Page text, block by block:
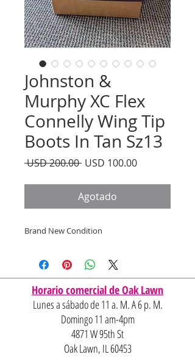
Johnston &
Murphy XC Flex
Connelly Wing Tip
Boots In Tan Sz13
USD 200.00 Precio
USD 100.00Precio
Agotado
Brand New Condition
Horario comercial de Oak Lawn
Lunes a sábado de 11 a. M. A 6 p. M.
Domingo 11 am-4pm
4871 W 95th St
Oak Lawn, IL 60453